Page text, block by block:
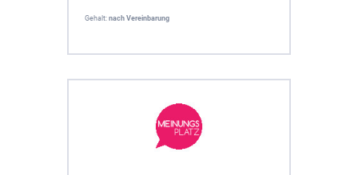
Gehalt: nach Vereinbarung